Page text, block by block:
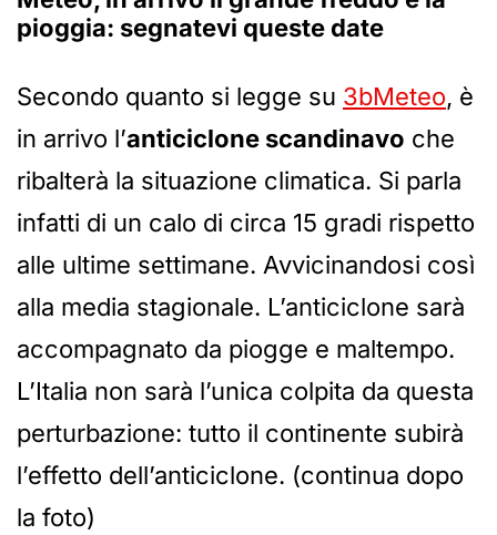
pioggia: segnatevi queste date
Secondo quanto si legge su 3bMeteo, è
in arrivo l’anticiclone scandinavo che
ribalterà la situazione climatica. Si parla
infatti di un calo di circa 15 gradi rispetto
alle ultime settimane. Avvicinandosi così
alla media stagionale. L’anticiclone sarà
accompagnato da piogge e maltempo.
L’Italia non sarà l’unica colpita da questa
perturbazione: tutto il continente subirà
l’effetto dell’anticiclone. (continua dopo
la foto)